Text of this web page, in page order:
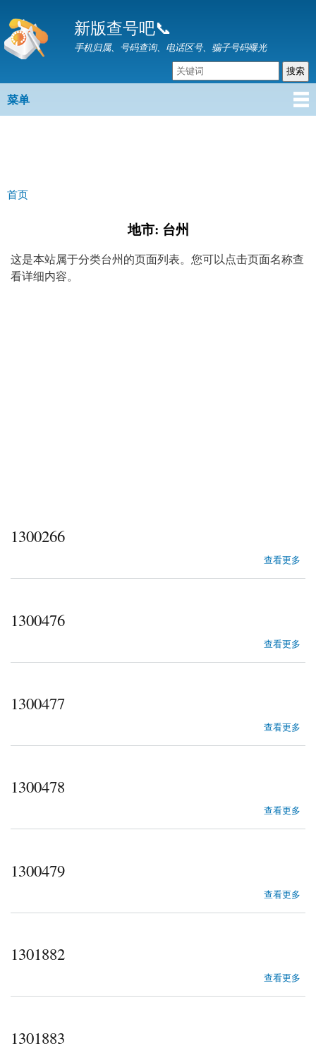
转
到
要
容
新版查号吧📞
手机归属、号码查询、电话区号、骗子号码曝光
主菜单
菜单
你在这里
首页
地市: 台州
这是本站属于分类台州的页面列表。您可以点击页面名称查
看详细内容。
1300266
查看更多
1300476
查看更多
1300477
查看更多
1300478
查看更多
1300479
查看更多
1301882
查看更多
1301883